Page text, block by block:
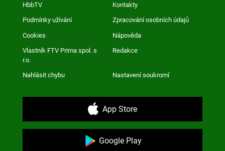
HbbTV Kontakty
Podmínky užívání Zpracování osobních údajů
Cookies Nápověda
Vlastník FTV Prima spol. s
r.o.
Redakce
Nahlásit chybu Nastavení soukromí
App Store
Google Play